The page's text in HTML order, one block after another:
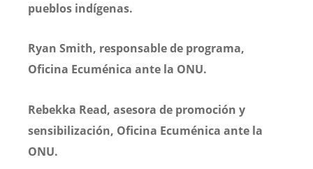
pueblos indígenas.
Ryan Smith, responsable de programa,
Oficina Ecuménica ante la ONU.
Rebekka Read, asesora de promoción y
sensibilización, Oficina Ecuménica ante la
ONU.